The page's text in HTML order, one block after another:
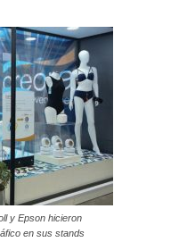
y Epson hicieron
en sus stands